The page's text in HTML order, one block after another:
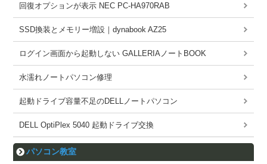
回復オプションが表示 NEC PC-HA970RAB
SSD換装とメモリー増設｜dynabook AZ25
ログイン画面から起動しない GALLERIAノートBOOK
水濡れノートパソコン修理
起動ドライブ容量不足のDELLノートパソコン
DELL OptiPlex 5040 起動ドライブ交換
パソコン教室